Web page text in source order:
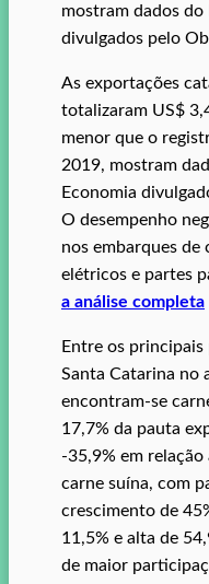
mostram dados
divulgados pelo
As exportações
totalizaram US$
menor que o
2019, mostram
Economia
O desempenho
nos embarques de
elétricos e partes
a análise completa
Entre os
Santa Catarina no
encontram-se
17,7% da pauta
-35,9% em
carne suína, com
crescimento de
11,5% e alta de
de maior